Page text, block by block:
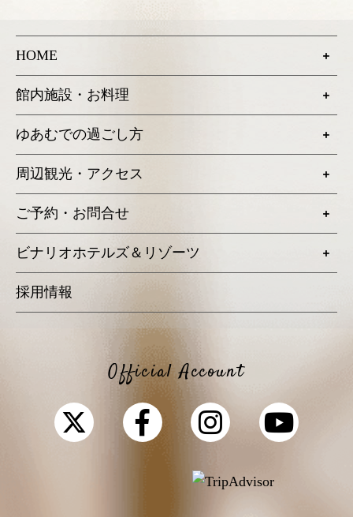
HOME
館内施設・お料理
ゆあむでの過ごし方
周辺観光・アクセス
ご予約・お問合せ
ビナリオホテルズ＆リゾーツ
採用情報
Official Account